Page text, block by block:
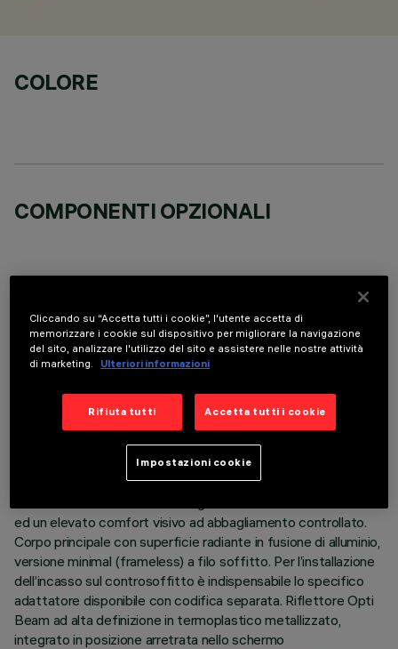
COLORE
COMPONENTI OPZIONALI
DATI TECNICI
ULTIMO AGGIORNAMENTO: 07/08/2026
Apparecchio miniaturizzato lineare ad incasso a 15 elementi
ottici per sorgenti LED - ottica fissa. Nonostante le
dimensioni extra-compatte del prodotto, la tecnologia
ed un elevato comfort visivo ad abbagliamento controllato.
Corpo principale con superficie radiante in fusione di alluminio,
versione minimal (frameless) a filo soffitto. Per l’installazione
dell’incasso sul controsoffitto è indispensabile lo specifico
adattatore disponibile con codifica separata. Riflettore Opti
Beam ad alta definizione in termoplastico metallizzato,
integrato in posizione arretrata nello schermo
Cliccando su “Accetta tutti i cookie”, l'utente accetta di
memorizzare i cookie sul dispositivo per migliorare la navigazione
del sito, analizzare l'utilizzo del sito e assistere nelle nostre attività
di marketing.
Ulteriori informazioni
Rifiuta tutti Accetta tutti i cookie
Impostazioni cookie